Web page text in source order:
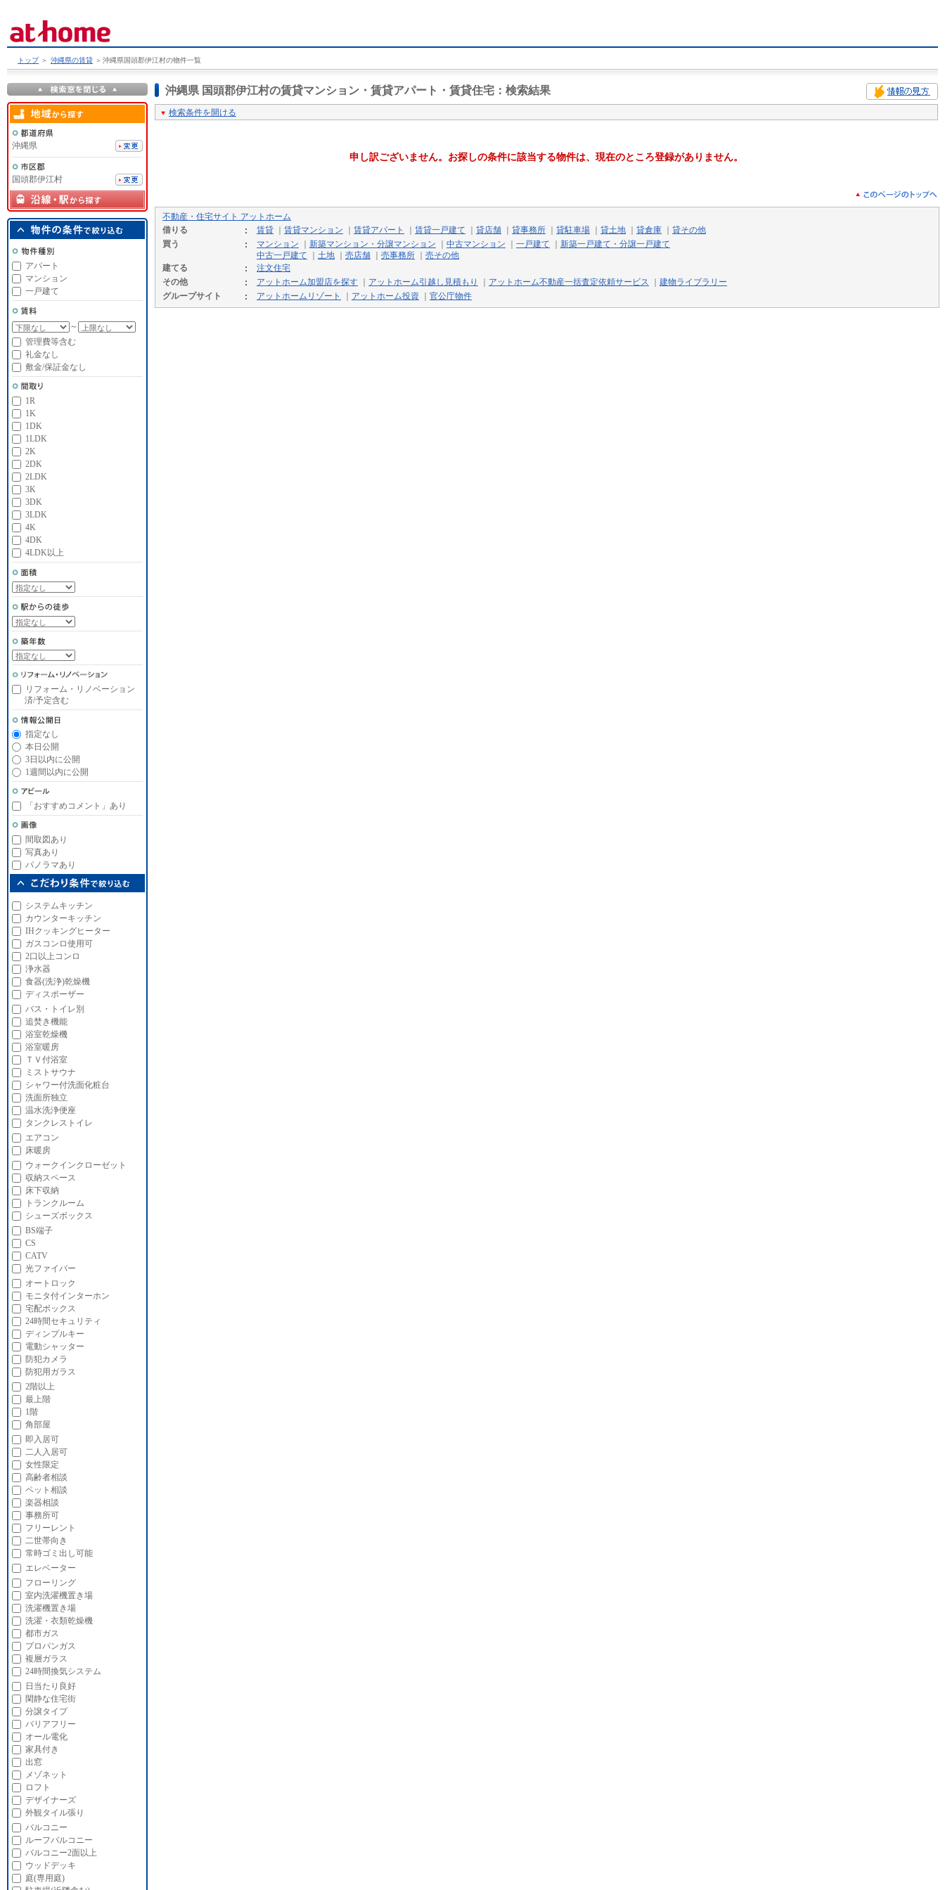
トップ ＞ 沖縄県の賃貸 ＞ 沖縄県国頭郡伊江村の物件一覧
沖縄県 国頭郡伊江村の賃貸マンション・賃貸アパート・賃貸住宅 ：検索結果
検索条件を開ける
申し訳ございません。お探しの条件に該当する物件は、現在のところ登録がありません。
不動産・住宅サイト アットホーム
借りる
賃貸 賃貸マンション 賃貸アパート 賃貸一戸建て 貸店舗 貸事務所 貸駐車場 貸土地 貸倉庫
貸その他
買う
マンション 新築マンション・分譲マンション 中古マンション 一戸建て
新築一戸建て・分譲一戸建て
中古一戸建て
土地 売店舗 売事務所
売その他
建てる
注文住宅
その他
アットホーム加盟店を探す アットホーム引越し見積もり アットホーム不動産一括査定依頼サービス
建物ライブラリー
グループサイト
アットホームリゾート アットホーム投資 官公庁物件
沖縄県
国頭郡伊江村
アパート
マンション
一戸建て
～
管理費等含む
礼金なし
敷金/保証金なし
1R
1K
1DK
1LDK
2K
2DK
2LDK
3K
3DK
3LDK
4K
4DK
4LDK以上
リフォーム・リノベーション
済/予定含む
指定なし
本日公開
3日以内に公開
1週間以内に公開
「おすすめコメント」あり
間取図あり
写真あり
パノラマあり
システムキッチン
カウンターキッチン
IHクッキングヒーター
ガスコンロ使用可
2口以上コンロ
浄水器
食器(洗浄)乾燥機
ディスポーザー
バス・トイレ別
追焚き機能
浴室乾燥機
浴室暖房
ＴＶ付浴室
ミストサウナ
シャワー付洗面化粧台
洗面所独立
温水洗浄便座
タンクレストイレ
エアコン
床暖房
ウォークインクローゼット
収納スペース
床下収納
トランクルーム
シューズボックス
BS端子
CS
CATV
光ファイバー
オートロック
モニタ付インターホン
宅配ボックス
24時間セキュリティ
ディンプルキー
電動シャッター
防犯カメラ
防犯用ガラス
2階以上
最上階
1階
角部屋
即入居可
二人入居可
女性限定
高齢者相談
ペット相談
楽器相談
事務所可
フリーレント
二世帯向き
常時ゴミ出し可能
エレベーター
フローリング
室内洗濯機置き場
洗濯機置き場
洗濯・衣類乾燥機
都市ガス
プロパンガス
複層ガラス
24時間換気システム
日当たり良好
閑静な住宅街
分譲タイプ
バリアフリー
オール電化
家具付き
出窓
メゾネット
ロフト
デザイナーズ
外観タイル張り
バルコニー
ルーフバルコニー
バルコニー2面以上
ウッドデッキ
庭(専用庭)